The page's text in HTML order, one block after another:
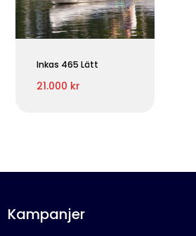
Inkas 465 Lätt
21.000 kr
Kampanjer